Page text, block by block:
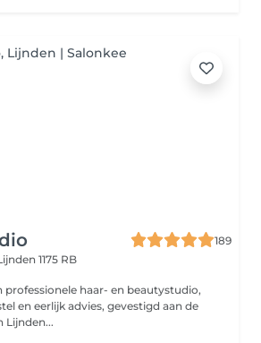
189
1175 RB
professionele haar- en beautystudio,
en eerlijk advies, gevestigd aan de
Lijnden...